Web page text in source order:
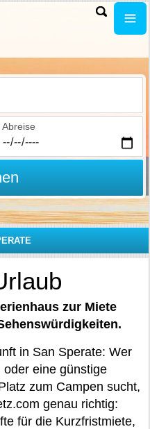
Abreise
zur Miete
in San Sperate: Wer
eine günstige
zum Campen sucht,
genau richtig:
für die Kurzfristmiete,